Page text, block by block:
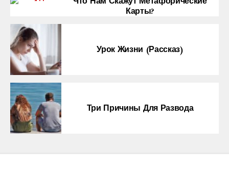
Карты?
Урок Жизни (рассказ)
Три Причины Для Развода